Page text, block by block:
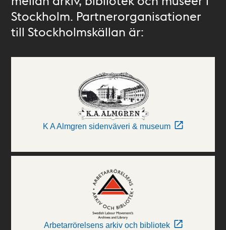
Stockholm. Partnerorganisationer
till Stockholmskällan är:
K A Almgren sidenväveri & museum
Arbetarrörelsens arkiv och bibliotek